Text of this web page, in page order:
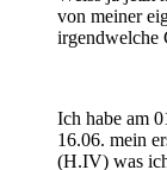
von meiner
irgendwelche
Ich habe am
16.06. mein
(H.IV) was